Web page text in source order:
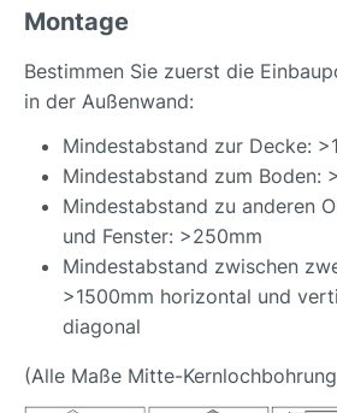
Montage
Bestimmen Sie zuerst die
in der Außenwand:
Mindestabstand zur Decke:
Mindestabstand zum Boden:
Mindestabstand zu anderen
und Fenster: >250mm
Mindestabstand zwischen
>1500mm horizontal und
diagonal
(Alle Maße Mitte-